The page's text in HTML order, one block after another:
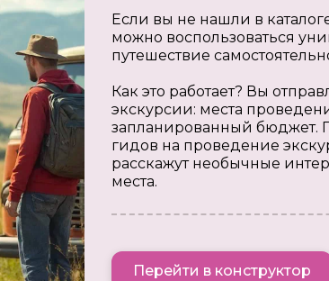
Если вы не нашли в
можно воспользоваться
путешествие
Как это работает? Вы
экскурсии: места
запланированный бюджет.
гидов на проведение
расскажут необычные
места.
Перейти в конструктор